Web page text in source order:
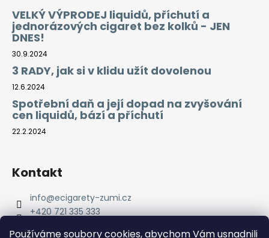
Používáme soubory cookies, abychom Vám usnadnili
VELKÝ VÝPRODEJ liquidů, příchutí a
jednorázových cigaret bez kolků - JEN
DNES!
30.9.2024
3 RADY, jak si v klidu užít dovolenou
12.6.2024
Spotřební daň a její dopad na zvyšování
cen liquidů, bází a příchutí
22.2.2024
Kontakt
info@ecigarety-zumi.cz
+420 721 335 333